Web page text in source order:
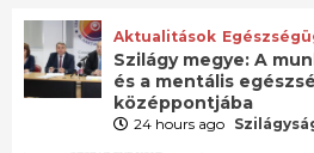
Aktualitások
Szilágy megye: A
és a mentális
középpontjába
24 hours ago